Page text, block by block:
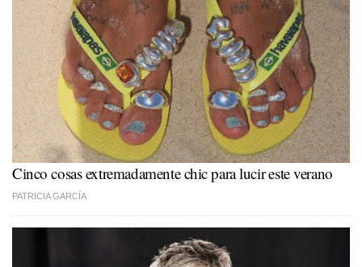
Cinco cosas extremadamente chic para lucir este verano
PATRICIA GARCÍA